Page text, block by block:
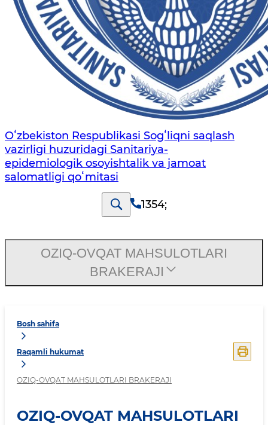
Oʻzbekiston Respublikasi Sogʻliqni saqlash
vazirligi huzuridagi Sanitariya-
epidemiologik osoyishtalik va jamoat
salomatligi qoʻmitasi
1354;
Bosh sahifa
Raqamli hukumat
OZIQ-OVQAT MAHSULOTLARI BRAKERAJI
OZIQ-OVQAT MAHSULOTLARI
OZIQ-OVQAT MAHSULOTLARI
BRAKERAJI